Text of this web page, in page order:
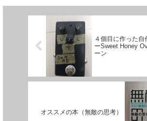
４個目に作った自
ーSweet Honey
ーン
オススメの本（無敵の思考）